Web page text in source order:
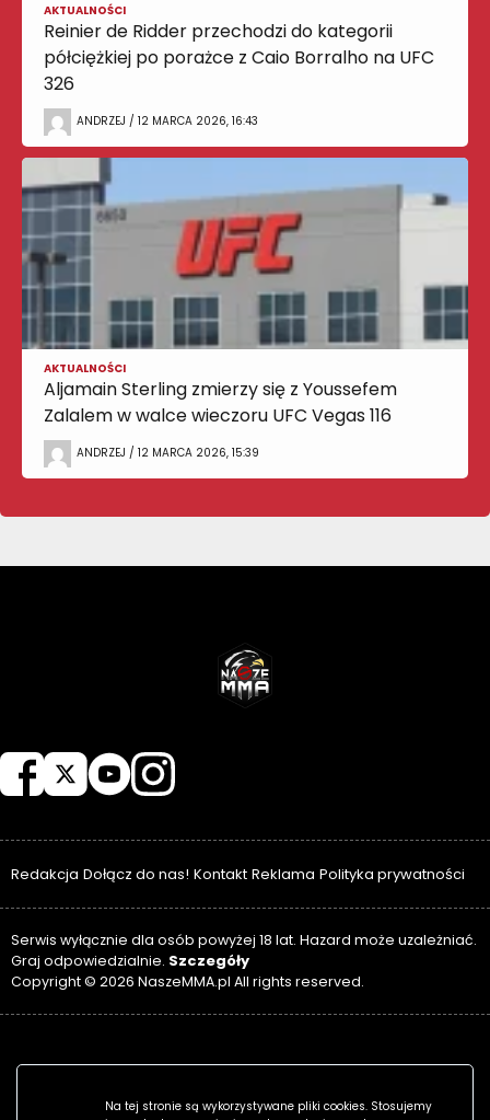
AKTUALNOŚCI
Reinier de Ridder przechodzi do kategorii
półciężkiej po porażce z Caio Borralho na UFC
326
ANDRZEJ / 12 MARCA 2026, 16:43
AKTUALNOŚCI
Aljamain Sterling zmierzy się z Youssefem
Zalalem w walce wieczoru UFC Vegas 116
ANDRZEJ / 12 MARCA 2026, 15:39
Redakcja Dołącz do nas! Kontakt Reklama Polityka prywatności
Serwis wyłącznie dla osób powyżej 18 lat. Hazard może uzależniać.
Graj odpowiedzialnie. Szczegóły
Copyright © 2026 NaszeMMA.pl All rights reserved.
Na tej stronie są wykorzystywane pliki cookies. Stosujemy